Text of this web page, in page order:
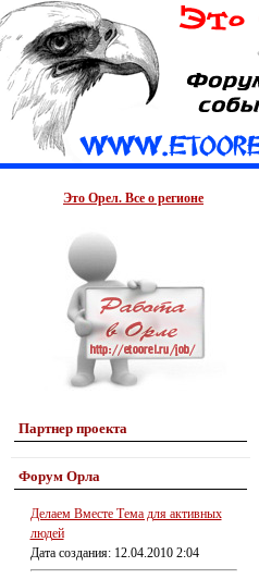
Это Орел. Все о регионе
Партнер проекта
Форум Орла
Делаем Вместе Тема для активных
людей
Дата создания: 12.04.2010 2:04